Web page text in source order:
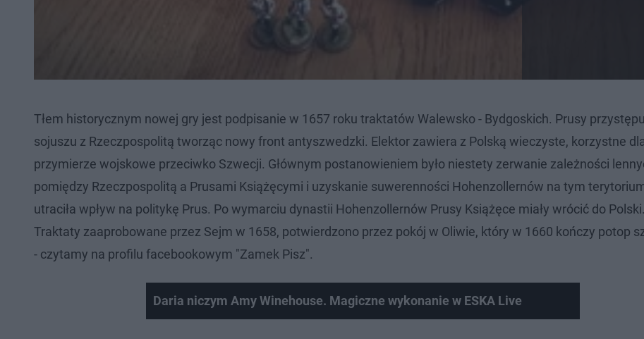
Tłem historycznym nowej gry jest podpisanie w 1657 roku traktatów Walewsko - Bydgoskich. Prusy
sojuszu z Rzeczpospolitą tworząc nowy front antyszwedzki. Elektor zawiera z Polską wieczyste, korzystne
przymierze wojskowe przeciwko Szwecji. Głównym postanowieniem było niestety zerwanie zależności
pomiędzy Rzeczpospolitą a Prusami Książęcymi i uzyskanie suwerenności Hohenzollernów na tym
utraciła wpływ na politykę Prus. Po wymarciu dynastii Hohenzollernów Prusy Książęce miały wrócić do Polski.
Traktaty zaaprobowane przez Sejm w 1658, potwierdzono przez pokój w Oliwie, który w 1660 kończy potop
- czytamy na profilu facebookowym "Zamek Pisz".
Daria niczym Amy Winehouse. Magiczne wykonanie w ESKA Live